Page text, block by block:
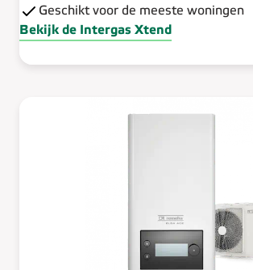
Geschikt voor de meeste woningen
Bekijk de Intergas Xtend